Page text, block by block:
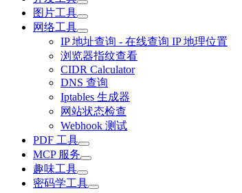
图片工具
网络工具
IP 地址查询 - 在线查询 IP 地理位置
浏览器指纹查看
CIDR Calculator
DNS 查询
Iptables 生成器
网站状态检查
Webhook 测试
PDF 工具
MCP 服务
趣味工具
密码学工具